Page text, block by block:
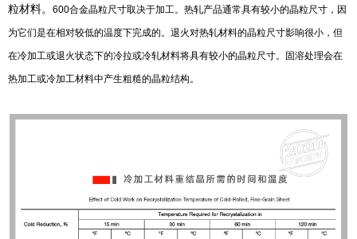
粒材料。 600合金晶粒尺寸取决于加工。热轧产品通常具有较小的晶粒尺寸，因
为它们是在相对较低的温度下完成的。退火对热轧材料的晶粒尺寸影响很小，但
在冷加工或退火状态下的冷拉或冷轧材料将具有较小的晶粒尺寸。固溶处理会在
热加工或冷加工材料中产生粗糙的晶粒结构。